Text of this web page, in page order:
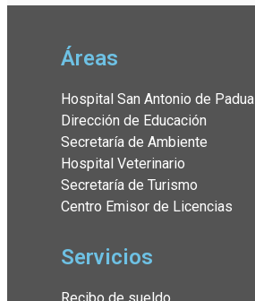
Áreas
Hospital San Antonio de Padua
Dirección de Educación
Secretaría de Ambiente
Hospital Veterinario
Secretaría de Turismo
Centro Emisor de Licencias
Servicios